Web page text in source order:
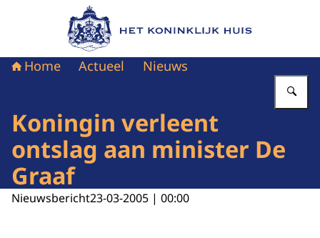
Naar de homepage van Het Koninklijk Huis
Home Actueel Nieuws
Koningin verleent
ontslag aan minister De
Graaf
Nieuwsbericht23-03-2005 | 00:00